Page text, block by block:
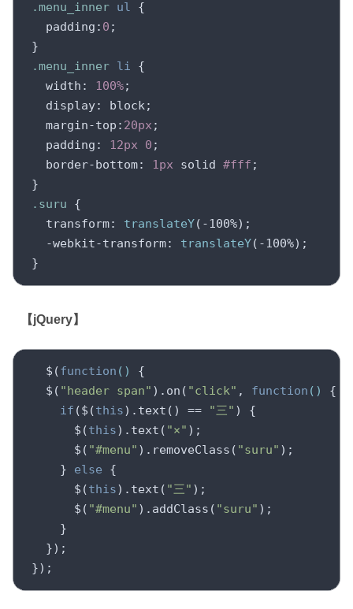
.menu_inner ul {
padding : 0 ;
.menu_inner li {
width : 100%;
display: block;
margin-top : 20px ;
padding : 12px 0 ;
border-bottom: 1px solid #fff ;
.suru {
transform: translateY(-100%);
-webkit-transform: translateY(-100%);
【jQuery】
  $(
function ( ) {
  $(
"header span" ).on( "click" , function ( ) {
if ($(this).text() == "三" ) {
      $(
this).text( "×" );
      $(
"#menu" ).removeClass( "suru" );
    }
else {
      $(
this).text( "三" );
      $(
"#menu" ).addClass( "suru" );
    }
  });